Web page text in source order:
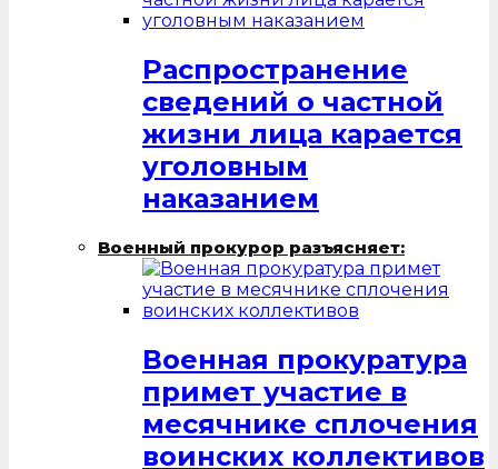
Распространение
сведений о частной
жизни лица карается
уголовным
наказанием
Военный прокурор разъясняет:
Военная прокуратура
примет участие в
месячнике сплочения
воинских коллективов